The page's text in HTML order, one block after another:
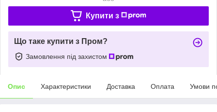
Купити з
Що таке купити з Пром?
Замовлення під захистом
Опис Характеристики Доставка Оплата Умови